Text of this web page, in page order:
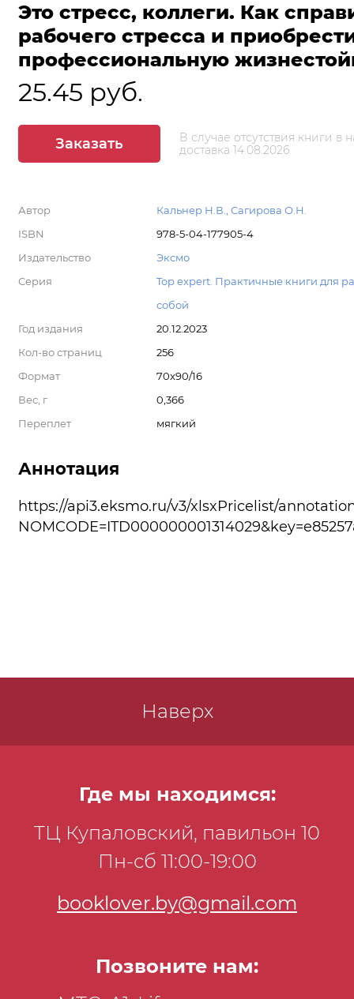
Это стресс, коллеги. Как
рабочего стресса и
профессиональную
25.45 руб.
Заказать
В случае отсутствия книги в
доставка 14.08.2026
Автор
Кальнер Н.В., Сагирова О.Н.
ISBN
978-5-04-177905-4
Издательство
Эксмо
Серия
Top expert. Практичные книги для
собой
Год издания
20.12.2023
Кол-во страниц
256
Формат
70x90/16
Вес, г
0,366
Переплет
мягкий
Аннотация
https://api3.eksmo.ru/v3/xlsxPricelist/
Наверх
Где мы находимся:
ТЦ Купаловский, павильон 10
Пн-сб 11:00-19:00
booklover.by@gmail.com
Позвоните нам: